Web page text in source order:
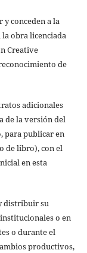
y conceden a la
obra licenciada
Creative
de
adicionales
de la versión del
para publicar en
de libro), con el
en esta
distribuir su
o en
o durante el
productivos,